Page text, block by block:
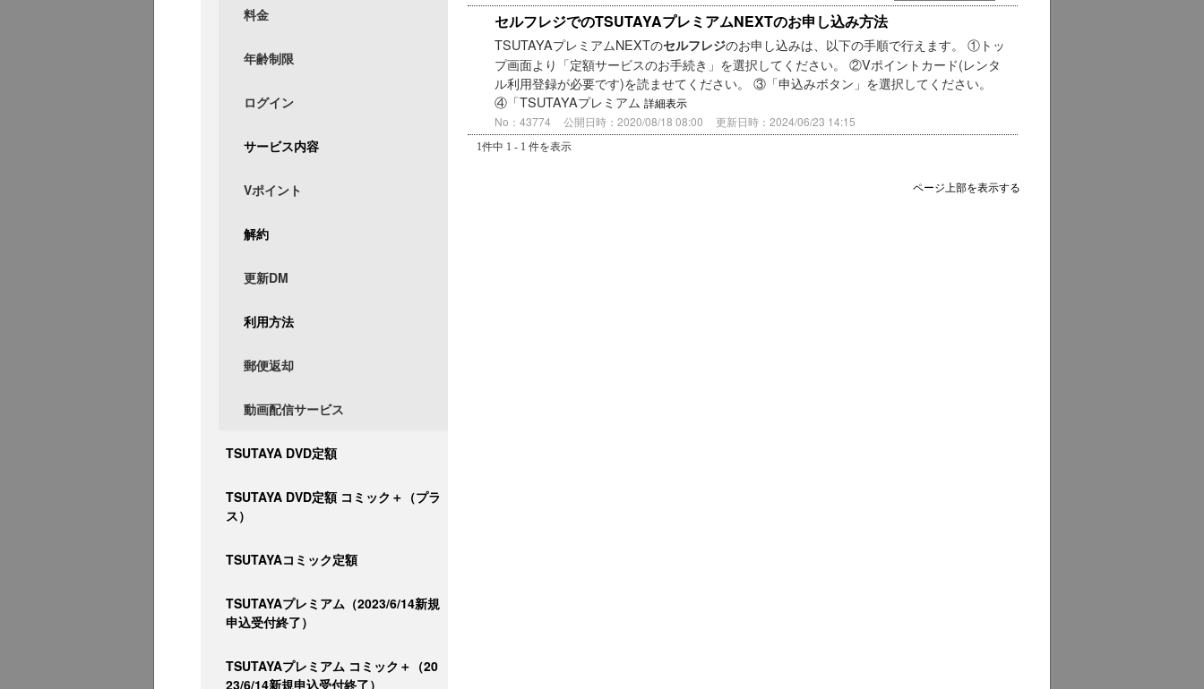
料金
年齢制限
ログイン
サービス内容
Vポイント
解約
更新DM
利用方法
郵便返却
動画配信サービス
TSUTAYA DVD定額
TSUTAYA DVD定額 コミック＋（プラ
ス）
TSUTAYAコミック定額
TSUTAYAプレミアム（2023/6/14新規
申込受付終了）
TSUTAYAプレミアム コミック＋（20
23/6/14新規申込受付終了）
セルフレジでのTSUTAYAプレミアムNEXTのお申し込み方法
TSUTAYAプレミアムNEXTのセルフレジのお申し込みは、以下の手順で行えます。 ①トッ
プ画面より「定額サービスのお手続き」を選択してください。 ②Vポイントカード(レンタ
ル利用登録が必要です)を読ませてください。 ③「申込みボタン」を選択してください。
④「TSUTAYAプレミアム 詳細表示
No：43774 公開日時：2020/08/18 08:00 更新日時：2024/06/23 14:15
1件中 1 - 1 件を表示
ページ上部を表示する